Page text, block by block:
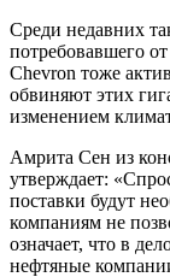
Среди недавних
потребовавшего
Chevron тоже
обвиняют этих
изменением
Амрита Сен из
утверждает:
поставки будут
компаниям не
означает, что в
нефтяные